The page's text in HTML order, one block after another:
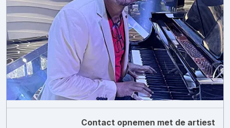
Contact opnemen met de artiest